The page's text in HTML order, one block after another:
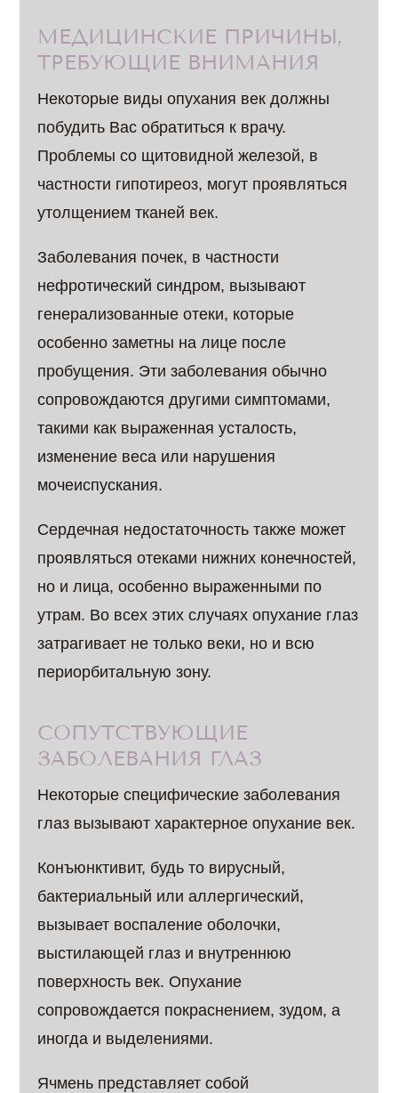
МЕДИЦИНСКИЕ ПРИЧИНЫ,
ТРЕБУЮЩИЕ ВНИМАНИЯ
Некоторые виды опухания век должны
побудить Вас обратиться к врачу.
Проблемы со щитовидной железой, в
частности гипотиреоз, могут проявляться
утолщением тканей век.
Заболевания почек, в частности
нефротический синдром, вызывают
генерализованные отеки, которые
особенно заметны на лице после
пробущения. Эти заболевания обычно
сопровождаются другими симптомами,
такими как выраженная усталость,
изменение веса или нарушения
мочеиспускания.
Сердечная недостаточность также может
проявляться отеками нижних конечностей,
но и лица, особенно выраженными по
утрам. Во всех этих случаях опухание глаз
затрагивает не только веки, но и всю
периорбитальную зону.
СОПУТСТВУЮЩИЕ
ЗАБОЛЕВАНИЯ ГЛАЗ
Некоторые специфические заболевания
глаз вызывают характерное опухание век.
Конъюнктивит, будь то вирусный,
бактериальный или аллергический,
вызывает воспаление оболочки,
выстилающей глаз и внутреннюю
поверхность век. Опухание
сопровождается покраснением, зудом, а
иногда и выделениями.
Ячмень представляет собой